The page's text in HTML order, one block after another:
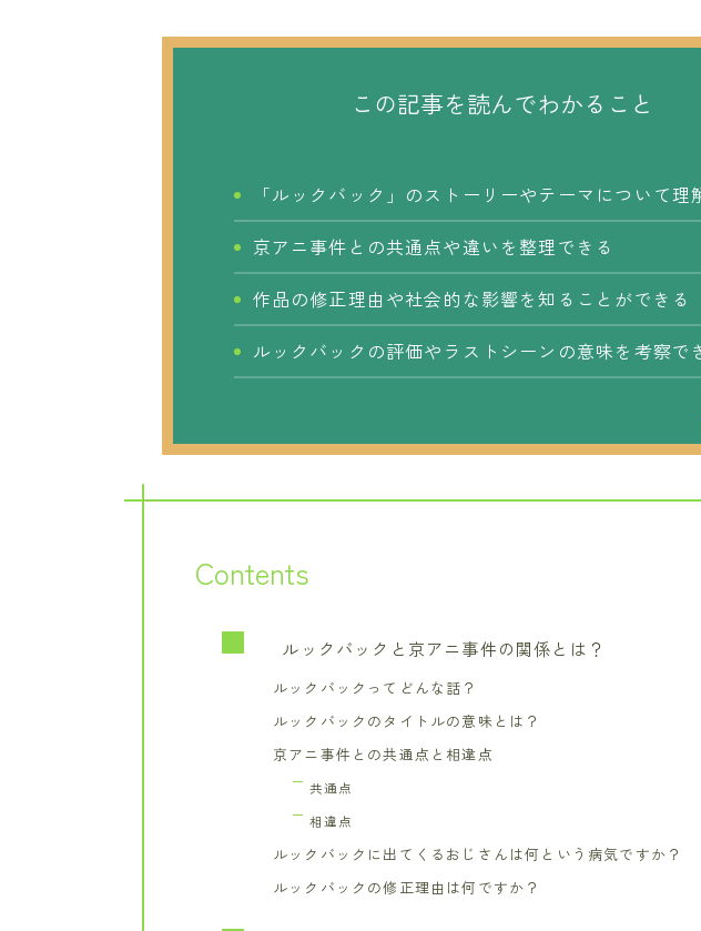
この記事を読んでわかること
「ルックバック」のストーリーやテーマについて理
京アニ事件との共通点や違いを整理できる
作品の修正理由や社会的な影響を知ることができる
ルックバックの評価やラストシーンの意味を考察で
Contents
ルックバックと京アニ事件の関係とは？
ルックバックってどんな話？
ルックバックのタイトルの意味とは？
京アニ事件との共通点と相違点
共通点
相違点
ルックバックに出てくるおじさんは何という病気ですか？
ルックバックの修正理由は何ですか？